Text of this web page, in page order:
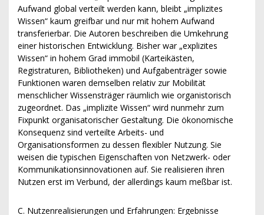
Aufwand global verteilt werden kann, bleibt „implizites
Wissen“ kaum greifbar und nur mit hohem Aufwand
transferierbar. Die Autoren beschreiben die Umkehrung
einer historischen Entwicklung. Bisher war „explizites
Wissen“ in hohem Grad immobil (Karteikästen,
Registraturen, Bibliotheken) und Aufgabenträger sowie
Funktionen waren demselben relativ zur Mobilität
menschlicher Wissensträger räumlich wie organistorisch
zugeordnet. Das „implizite Wissen“ wird nunmehr zum
Fixpunkt organisatorischer Gestaltung. Die ökonomische
Konsequenz sind verteilte Arbeits- und
Organisationsformen zu dessen flexibler Nutzung. Sie
weisen die typischen Eigenschaften von Netzwerk- oder
Kommunikationsinnovationen auf. Sie realisieren ihren
Nutzen erst im Verbund, der allerdings kaum meßbar ist.
C. Nutzenrealisierungen und Erfahrungen: Ergebnisse